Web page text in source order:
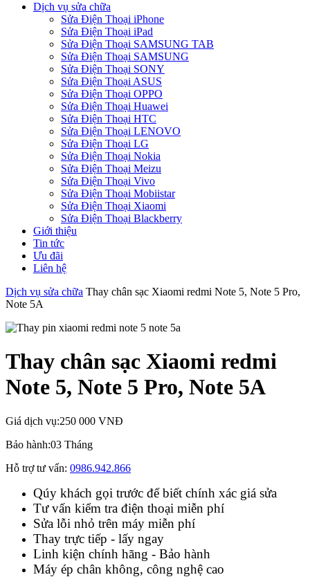
Dịch vụ sửa chữa
Sửa Điện Thoại iPhone
Sửa Điện Thoại iPad
Sửa Điện Thoại SAMSUNG TAB
Sửa Điện Thoại SAMSUNG
Sửa Điện Thoại SONY
Sửa Điện Thoại ASUS
Sửa Điện Thoại OPPO
Sửa Điện Thoại Huawei
Sửa Điện Thoại HTC
Sửa Điện Thoại LENOVO
Sửa Điện Thoại LG
Sửa Điện Thoại Nokia
Sửa Điện Thoại Meizu
Sửa Điện Thoại Vivo
Sửa Điện Thoại Mobiistar
Sửa Điện Thoại Xiaomi
Sửa Điện Thoại Blackberry
Giới thiệu
Tin tức
Ưu đãi
Liên hệ
Dịch vụ sửa chữa Thay chân sạc Xiaomi redmi Note 5, Note 5 Pro,
Note 5A
Thay chân sạc Xiaomi redmi
Note 5, Note 5 Pro, Note 5A
Giá dịch vụ:250 000 VNĐ
Bảo hành:03 Tháng
Hỗ trợ tư vấn: 0986.942.866
Qúy khách gọi trước để biết chính xác giá sửa
Tư vấn kiểm tra điện thoại miễn phí
Sửa lỗi nhỏ trên máy miễn phí
Thay trực tiếp - lấy ngay
Linh kiện chính hãng - Bảo hành
Máy ép chân không, công nghệ cao